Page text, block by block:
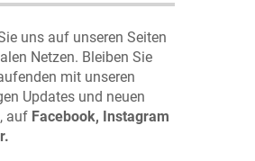
uns auf unseren Seiten
Netzen. Bleiben Sie
mit unseren
Updates und neuen
auf Facebook, Instagram